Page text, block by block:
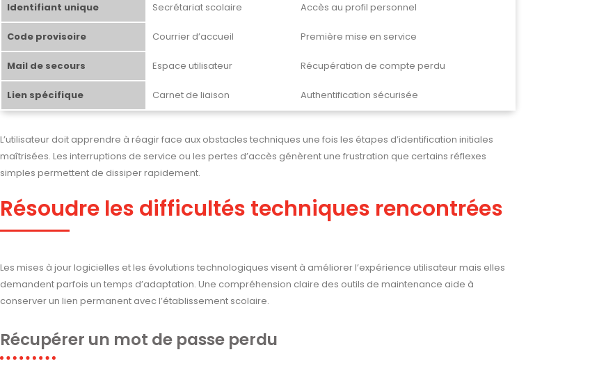
Identifiant unique Secrétariat scolaire Accès au profil personnel
Code provisoire Courrier d’accueil Première mise en service
Mail de secours Espace utilisateur Récupération de compte perdu
Lien spécifique Carnet de liaison Authentification sécurisée
L’utilisateur doit apprendre à réagir face aux obstacles techniques une fois les étapes d’identification initiales
maîtrisées. Les interruptions de service ou les pertes d’accès génèrent une frustration que certains réflexes
simples permettent de dissiper rapidement.
Résoudre les difficultés techniques rencontrées
Les mises à jour logicielles et les évolutions technologiques visent à améliorer l’expérience utilisateur mais elles
demandent parfois un temps d’adaptation. Une compréhension claire des outils de maintenance aide à
conserver un lien permanent avec l’établissement scolaire.
Récupérer un mot de passe perdu